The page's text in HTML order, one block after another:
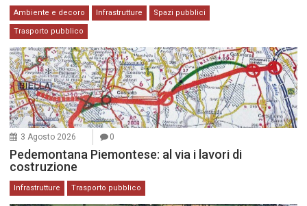
Ambiente e decoro Infrastrutture Spazi pubblici
Trasporto pubblico
3 Agosto 2026 0
Pedemontana Piemontese: al via i lavori di
costruzione
Infrastrutture Trasporto pubblico